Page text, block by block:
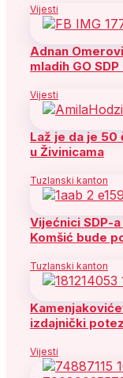
Vijesti
Adnan
mladih GO
Vijesti
Laž je da je 50
u Živinicama
Tuzlanski kanton
Vijećnici SDP-
Komšić bude
Tuzlanski kanton
izdajnički
Vijesti